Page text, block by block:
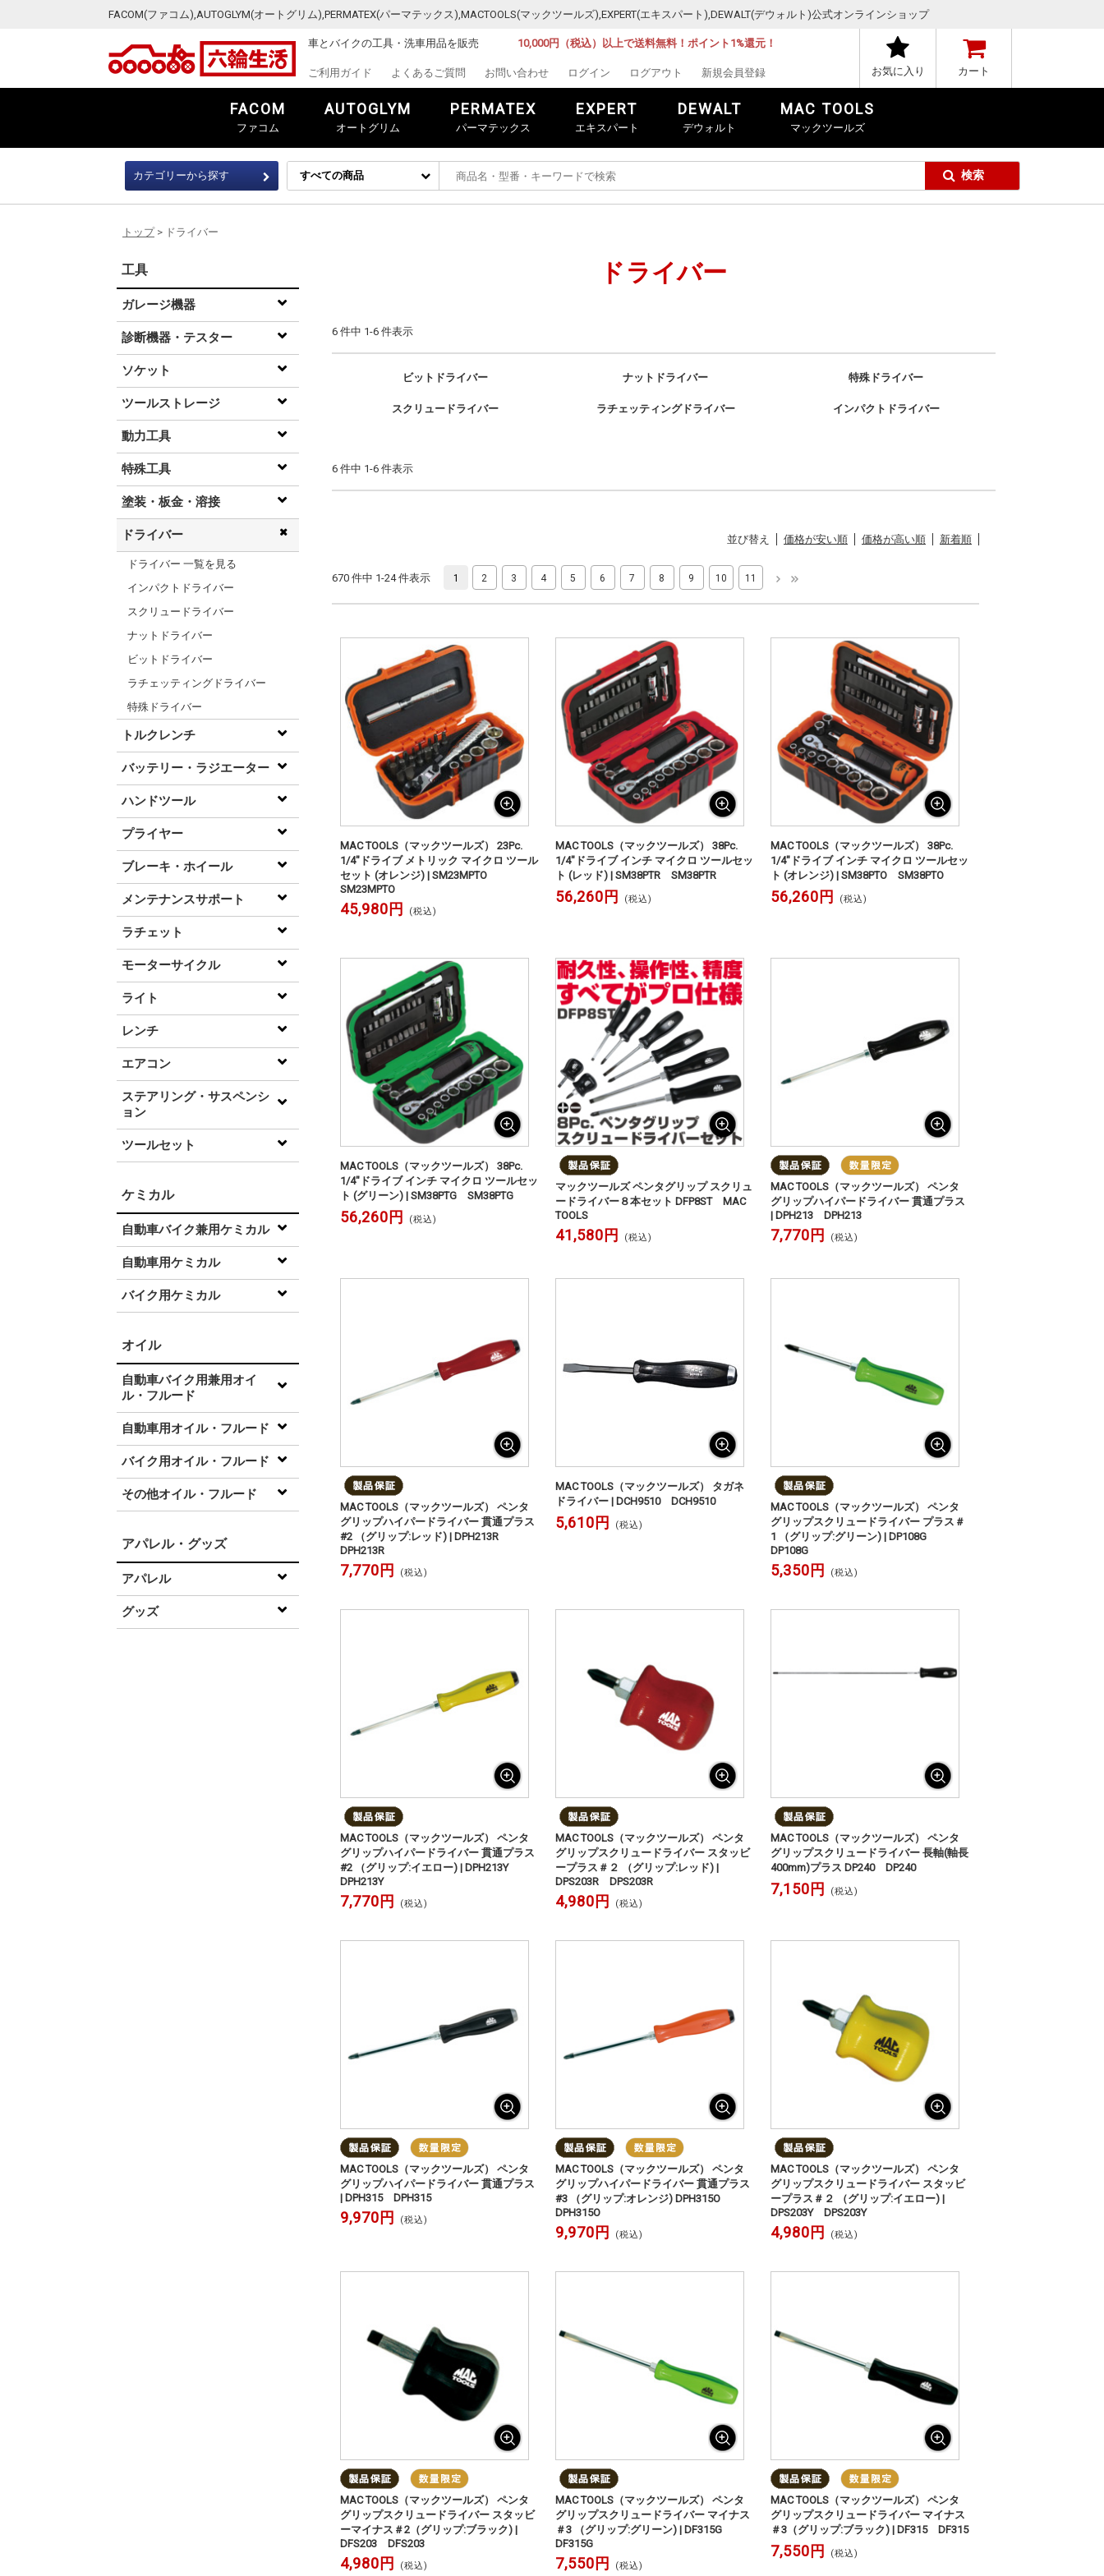
FACOM(ファコム),AUTOGLYM(オートグリム),PERMATEX(パーマテックス),MACTOOLS(マックツールズ),EXPERT(エキスパート),DEWALT(デウォルト)公式オンラインショップ
車とバイクの工具・洗車用品を販売 10,000円（税込）以上で送料無料！ポイント1%還元！
ご利用ガイド よくあるご質問 お問い合わせ ログイン ログアウト 新規会員登録 お気に入り カート
FACOM
ファコム
AUTOGLYM
オートグリム
PERMATEX
パーマテックス
EXPERT
エキスパート
DEWALT
デウォルト
MAC TOOLS
マックツールズ
カテゴリーから探す
工具
ガレージ機器
診断機器・テスター
ソケット
ツールストレージ
動力工具
特殊工具
塗装・板金・溶接
ドライバー
ドライバー 一覧を見る
インパクトドライバー
スクリュードライバー
ナットドライバー
ビットドライバー
ラチェッティングドライバー
特殊ドライバー
トルクレンチ
バッテリー・ラジエーター
ハンドツール
プライヤー
ブレーキ・ホイール
メンテナンスサポート
ラチェット
モーターサイクル
ライト
レンチ
エアコン
ステアリング・サスペンシ
ョン
ツールセット
ケミカル
自動車バイク兼用ケミカル
自動車用ケミカル
バイク用ケミカル
オイル
自動車バイク用兼用オイ
ル・フルード
自動車用オイル・フルード
バイク用オイル・フルード
その他オイル・フルード
アパレル・グッズ
アパレル
グッズ
トップ> ドライバー
ドライバー
6 件中 1-6 件表示
ビットドライバー ナットドライバー 特殊ドライバー
スクリュードライバー ラチェッティングドライバー インパクトドライバー
6 件中 1-6 件表示
並び替え 価格が安い順 価格が高い順 新着順
670 件中 1-24 件表示 1 2 3 4 5 6 7 8 9 10 11
MAC TOOLS（マックツールズ） 23Pc.
1/4"ドライブ メトリック マイクロ ツール
セット (オレンジ) | SM23MPTO
SM23MPTO
45,980円 (税込)
MAC TOOLS（マックツールズ） 38Pc.
1/4"ドライブ インチ マイクロ ツールセッ
ト (レッド) | SM38PTR SM38PTR
56,260円 (税込)
MAC TOOLS（マックツールズ） 38Pc.
1/4"ドライブ インチ マイクロ ツールセッ
ト (オレンジ) | SM38PTO SM38PTO
56,260円 (税込)
MAC TOOLS（マックツールズ） 38Pc.
1/4"ドライブ インチ マイクロ ツールセッ
ト (グリーン) | SM38PTG SM38PTG
56,260円 (税込)
マックツールズ ペンタグリップ スクリュ
ードライバー８本セット DFP8ST MAC
TOOLS
41,580円 (税込)
MAC TOOLS（マックツールズ） ペンタ
グリップハイパードライバー 貫通プラス
| DPH213 DPH213
7,770円 (税込)
MAC TOOLS（マックツールズ） ペンタ
グリップハイパードライバー 貫通プラス
#2 （グリップ:レッド) | DPH213R
DPH213R
7,770円 (税込)
MAC TOOLS（マックツールズ） タガネ
ドライバー | DCH9510 DCH9510
5,610円 (税込)
MAC TOOLS（マックツールズ） ペンタ
グリップスクリュードライバー プラス＃
1 （グリップ:グリーン) | DP108G
DP108G
5,350円 (税込)
MAC TOOLS（マックツールズ） ペンタ
グリップハイパードライバー 貫通プラス
#2 （グリップ:イエロー) | DPH213Y
DPH213Y
7,770円 (税込)
MAC TOOLS（マックツールズ） ペンタ
グリップスクリュードライバー スタッビ
ープラス＃２ （グリップ:レッド) |
DPS203R DPS203R
4,980円 (税込)
MAC TOOLS（マックツールズ） ペンタ
グリップスクリュードライバー 長軸(軸長
400mm)プラス DP240 DP240
7,150円 (税込)
MAC TOOLS（マックツールズ） ペンタ
グリップハイパードライバー 貫通プラス
| DPH315 DPH315
9,970円 (税込)
MAC TOOLS（マックツールズ） ペンタ
グリップハイパードライバー 貫通プラス
#3 （グリップ:オレンジ) DPH315O
DPH315O
9,970円 (税込)
MAC TOOLS（マックツールズ） ペンタ
グリップスクリュードライバー スタッビ
ープラス＃２ （グリップ:イエロー) |
DPS203Y DPS203Y
4,980円 (税込)
MAC TOOLS（マックツールズ） ペンタ
グリップスクリュードライバー スタッビ
ーマイナス＃2（グリップ:ブラック) |
DFS203 DFS203
4,980円 (税込)
MAC TOOLS（マックツールズ） ペンタ
グリップスクリュードライバー マイナス
＃3 （グリップ:グリーン) | DF315G
DF315G
7,550円 (税込)
MAC TOOLS（マックツールズ） ペンタ
グリップスクリュードライバー マイナス
＃3（グリップ:ブラック) | DF315 DF315
7,550円 (税込)